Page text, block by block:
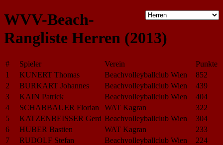
WVV-Beach-
Rangliste Herren (2013)
# Spieler Verein
Punkte
1
KUNERT Thomas Beachvolleyballclub Wien
852
2
BURKART Johannes Beachvolleyballclub Wien
439
3
KAIN Patrick Beachvolleyballclub Wien
404
4
SCHABBAUER Florian WAT Kagran
322
5
KATZENBEISSER Gerd Beachvolleyballclub Wien
304
6
HUBER Bastien WAT Kagran
233
7
RUDOLF Stefan Beachvolleyballclub Wien 224